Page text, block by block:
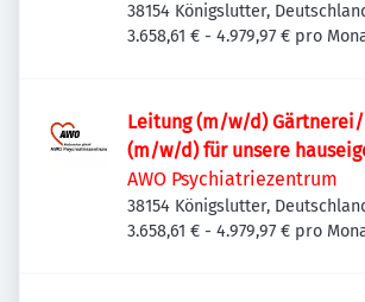
38154 Königslutter,
3.658,61 € - 4.979,97 € pro
Leitung (m/w/d)
(m/w/d) für unsere
AWO Psychiatriezentrum
38154 Königslutter,
3.658,61 € - 4.979,97 € pro